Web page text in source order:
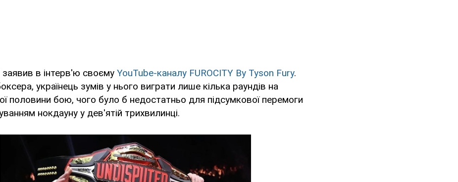
в інтерв'ю своєму YouTube-каналу FUROCITY By Tyson Fury.
українець зумів у нього виграти лише кілька раундів на
половини бою, чого було б недостатньо для підсумкової перемоги
нокдауну у дев'ятій трихвилинці.